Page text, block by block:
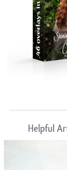
Helpful